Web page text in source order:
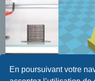
En poursuivant votre